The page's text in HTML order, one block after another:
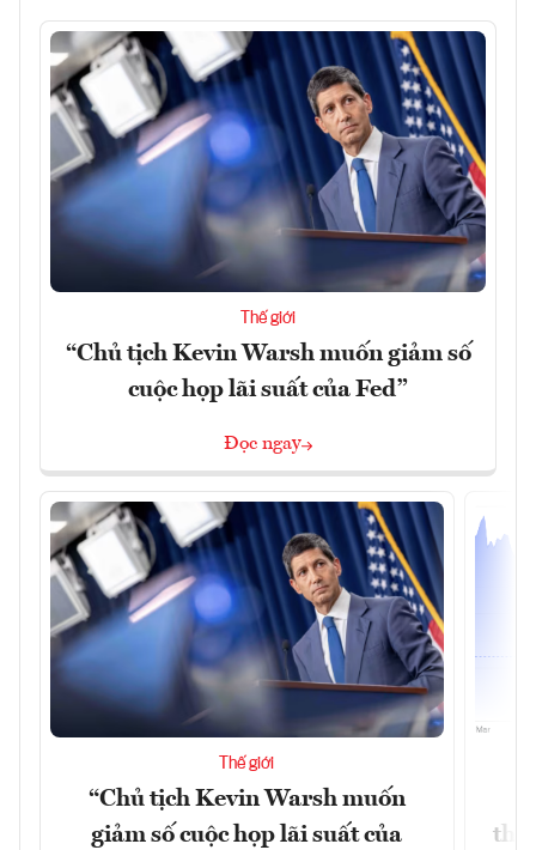
Thế giới
“Chủ tịch Kevin Warsh muốn giảm số
cuộc họp lãi suất của Fed”
Đọc ngay
Thế giới
“Chủ tịch Kevin Warsh muốn
giảm số cuộc họp lãi suất của